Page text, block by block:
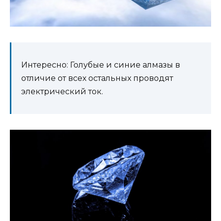
Интересно: Голубые и синие алмазы в
отличие от всех остальных проводят
электрический ток.